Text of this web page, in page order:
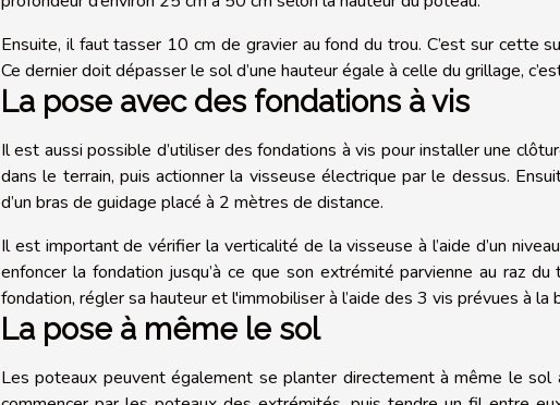
Ensuite, il faut tasser 10 cm de gravier au fond du trou. C’est sur cette
Ce dernier doit dépasser le sol d’une hauteur égale à celle du grillage,
La pose avec des fondations à vis
Il est aussi possible d’utiliser des fondations à vis pour installer une
dans le terrain, puis actionner la visseuse électrique par le dessus.
d’un bras de guidage placé à 2 mètres de distance.
Il est important de vérifier la verticalité de la visseuse à l’aide d’un
enfoncer la fondation jusqu’à ce que son extrémité parvienne au raz
fondation, régler sa hauteur et l'immobiliser à l’aide des 3 vis prévues à la
La pose à même le sol
Les poteaux peuvent également se planter directement à même le